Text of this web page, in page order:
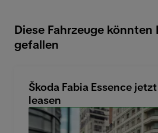
Diese Fahrzeuge könnten
gefallen
Škoda Fabia Essence
leasen